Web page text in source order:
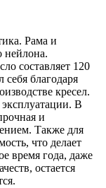
Рама и
нейлона.
составляет 120
себя благодаря
кресел.
В
и
Также для
что делает
время года, даже
остается